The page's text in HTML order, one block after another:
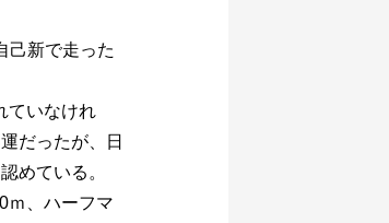
己新で走った
ていなけれ
だったが、日
めている。
ｍ、ハーフマ